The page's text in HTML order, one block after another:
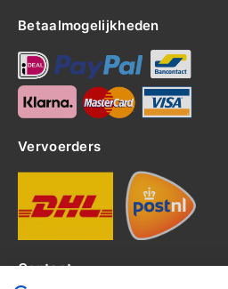
Betaalmogelijkheden
Vervoerders
Contact